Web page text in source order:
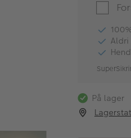
Aldri
På lager